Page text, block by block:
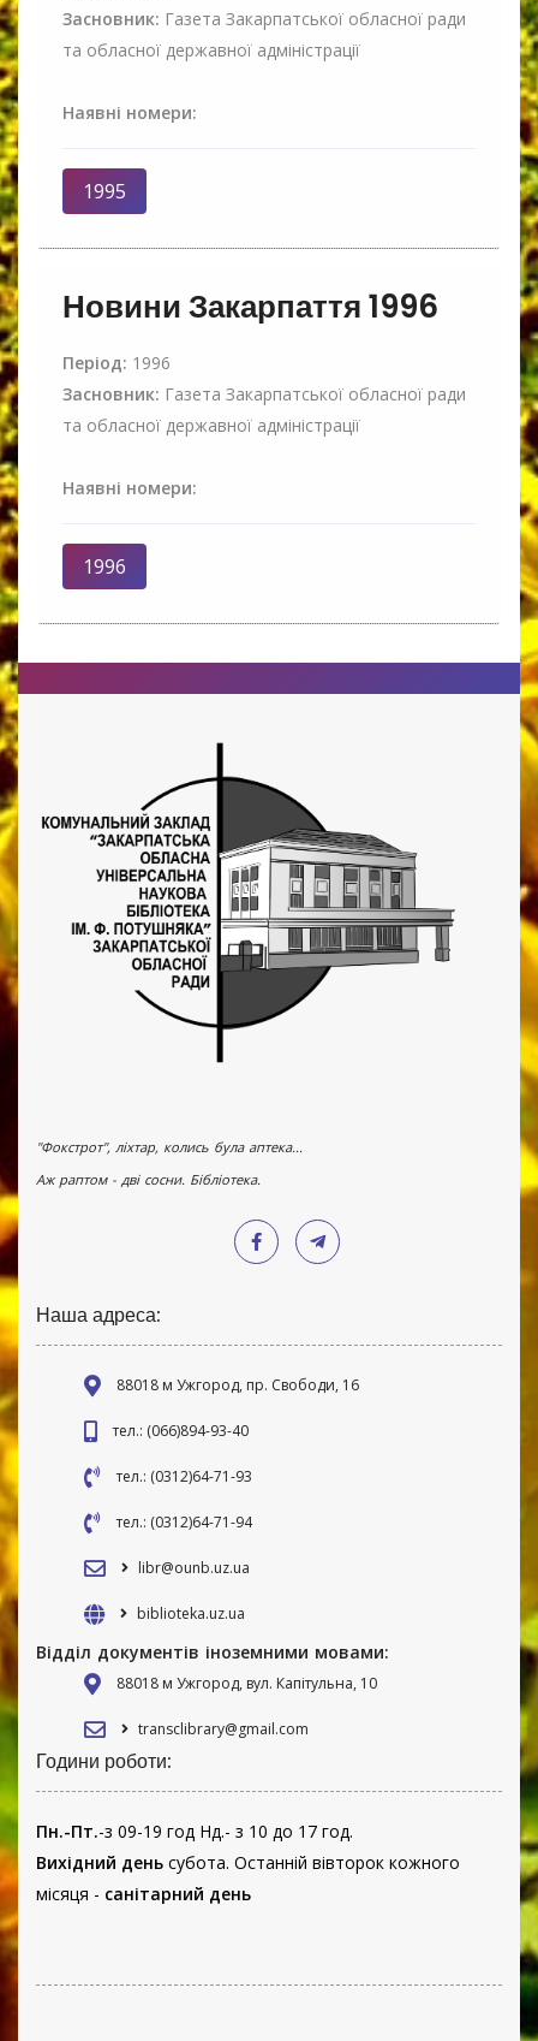
Засновник: Газета Закарпатської обласної ради
та обласної державної адміністрації
Наявні номери:
1995
Новини Закарпаття 1996
Період: 1996
Засновник: Газета Закарпатської обласної ради
та обласної державної адміністрації
Наявні номери:
1996
"Фокстрот", ліхтар, колись була аптека...
Аж раптом - дві сосни. Бібліотека.
Наша адреса:
88018 м Ужгород, пр. Свободи, 16
тел.: (066)894-93-40
тел.: (0312)64-71-93
тел.: (0312)64-71-94
libr@ounb.uz.ua
biblioteka.uz.ua
Відділ документів іноземними мовами:
88018 м Ужгород, вул. Капітульна, 10
transclibrary@gmail.com
Години роботи:
Пн.-Пт.-з 09-19 год Нд.- з 10 до 17 год.
Вихідний день субота. Останній вівторок кожного
місяця - санітарний день